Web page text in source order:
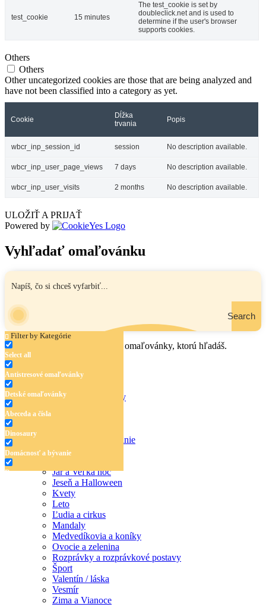
test_cookie 15 minutes
The test_cookie is set by
doubleclick.net and is used to
determine if the user's browser
supports cookies.
Others
Others
Other uncategorized cookies are those that are being analyzed and
have not been classified into a category as yet.
Cookie
Dĺžka
trvania
Popis
wbcr_inp_session_id session No description available.
wbcr_inp_user_page_views 7 days No description available.
wbcr_inp_user_visits 2 months No description available.
ULOŽIŤ A PRIJAŤ
Powered by
Vyhľadať omaľovánku
Search
Filter by Kategórie
Select all
Antistresové omaľovánky
Detské omaľovánky
Abeceda a čísla
Dinosaury
Domácnosť a bývanie
Doprava
Jar a Veľká noc
Jeseň a Halloween
Ľudia a cirkus
Zadaj názov, oblasť alebo tému omaľovánky, ktorú hľadáš.
Antistresové omaľovánky
Domácnosť a bývanie
Doprava
Jar a Veľká noc
Jeseň a Halloween
Kvety
Leto
Ľudia a cirkus
Mandaly
Medvedíkovia a koníky
Ovocie a zelenina
Rozprávky a rozprávkové postavy
Šport
Valentín / láska
Vesmír
Zima a Vianoce